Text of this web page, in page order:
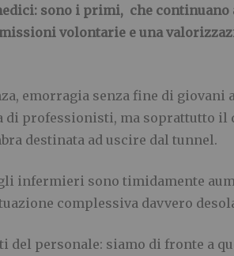
sono i primi, che continuano
volontarie e una
emorragia senza fine di giovani
di professionisti, ma soprattutto il
destinata ad uscire dal tunnel.
infermieri sono timidamente
complessiva davvero
del personale: siamo di fronte a